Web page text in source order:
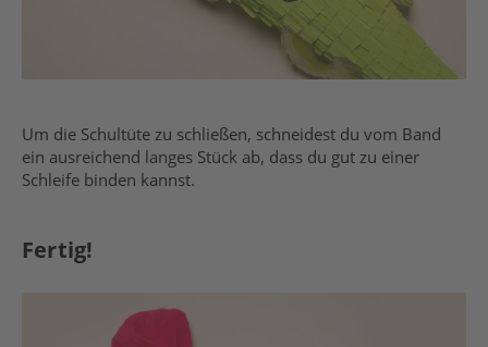
Um die Schultüte zu schließen, schneidest du vom Band
ein ausreichend langes Stück ab, dass du gut zu einer
Schleife binden kannst.
Fertig!